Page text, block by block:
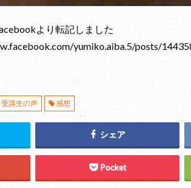
より転記しました
yumiko.aiba.5/posts/
受講生の声 感想
シェア
Pocket